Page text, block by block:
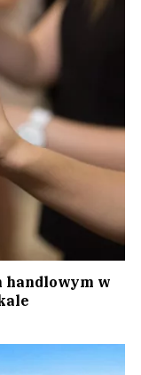
handlowym w